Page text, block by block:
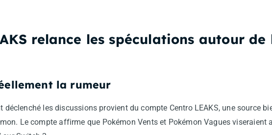
relance les spéculations autour
la rumeur
déclenché les discussions provient du compte Centro LEAKS, une source
Le compte affirme que Pokémon Vents et Pokémon Vagues viseraient